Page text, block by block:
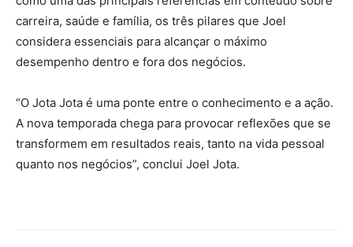
carreira, saúde e família, os três pilares que Joel
considera essenciais para alcançar o máximo
desempenho dentro e fora dos negócios.
“O Jota Jota é uma ponte entre o conhecimento e a ação.
A nova temporada chega para provocar reflexões que se
transformem em resultados reais, tanto na vida pessoal
quanto nos negócios”, conclui Joel Jota.